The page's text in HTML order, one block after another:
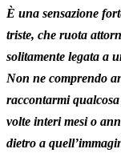
È una sensazione
triste, che ruota
solitamente legata a
Non ne comprendo
raccontarmi
volte interi mesi o
dietro a